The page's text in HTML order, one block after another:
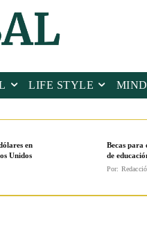
LIFE STYLE
en
Unidos
Becas para
de
Por: